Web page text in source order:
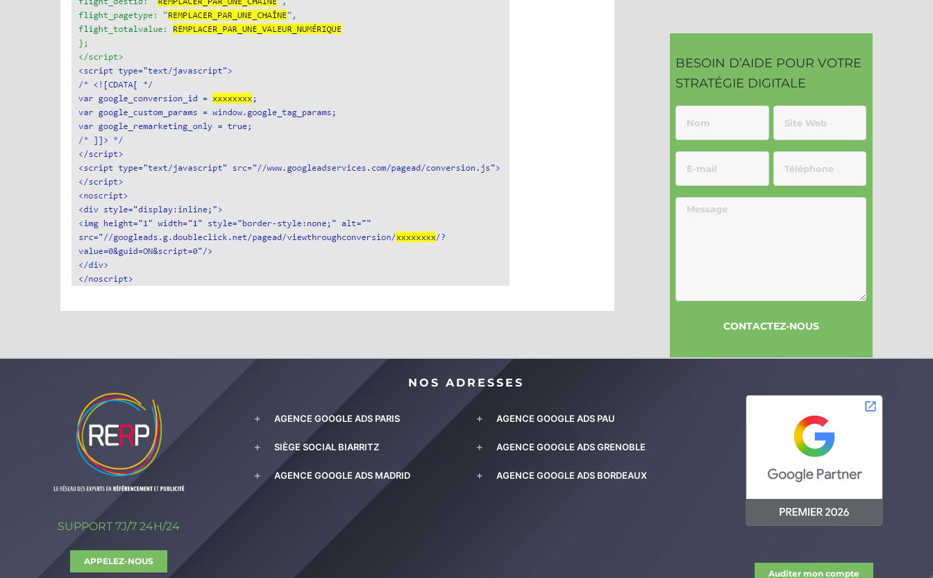
BESOIN D’AIDE POUR VOTRE
STRATÉGIE DIGITALE
SUPPORT 7J/7 24H/24
APPELEZ-NOUS
NOS ADRESSES
AGENCE GOOGLE ADS PARIS
SIÈGE SOCIAL BIARRITZ
AGENCE GOOGLE ADS MADRID
AGENCE GOOGLE ADS PAU
AGENCE GOOGLE ADS GRENOBLE
AGENCE GOOGLE ADS BORDEAUX
Auditer mon compte